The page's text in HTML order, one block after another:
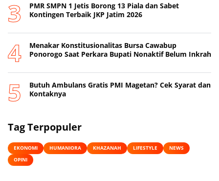
PMR SMPN 1 Jetis Borong 13 Piala dan Sabet
Kontingen Terbaik JKP Jatim 2026
Menakar Konstitusionalitas Bursa Cawabup
Ponorogo Saat Perkara Bupati Nonaktif Belum Inkrah
Butuh Ambulans Gratis PMI Magetan? Cek Syarat dan
Kontaknya
Tag Terpopuler
EKONOMI HUMANIORA KHAZANAH LIFESTYLE
NEWS
OPINI